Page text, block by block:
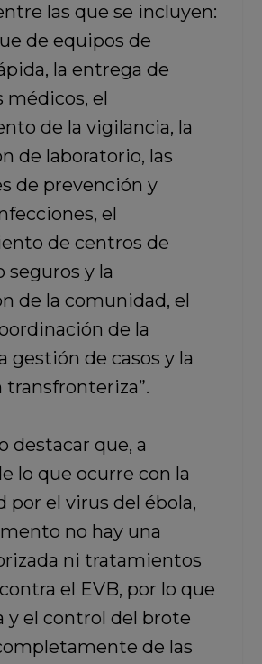
las que se incluyen:
de equipos de
la entrega de
el
de la vigilancia, la
de laboratorio, las
de prevención y
el
de centros de
y la
de la comunidad, el
de la
gestión de casos y la
transfronteriza”.
destacar que, a
lo que ocurre con la
por el virus del ébola,
no hay una
ni tratamientos
el EVB, por lo que
y el control del brote
de las